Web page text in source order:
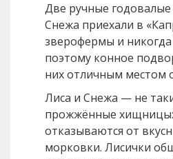
Две ручные
Снежа приехали в
зверофермы и никогда
поэтому конное
них отличным местом
Лиса и Снежа — не
прожжённые
отказываются от
морковки. Лисички